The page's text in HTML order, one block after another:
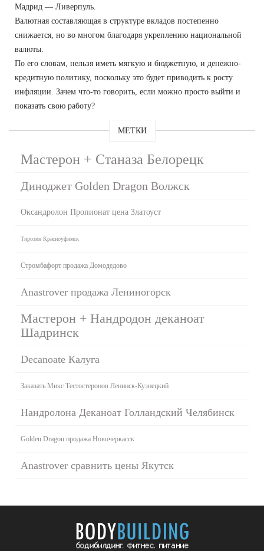
Мадрид — Ливерпуль.
Валютная составляющая в структуре вкладов постепенно
снижается, но во многом благодаря укреплению национальной
валюты.
По его словам, нельзя иметь мягкую и бюджетную, и денежно-
кредитную политику, поскольку это будет приводить к росту
инфляции. Зачем что-то говорить, если можно просто выйти и
показать свою работу?
МЕТКИ
Мастерон + Станаза Белорецк
Диноджет Golden Dragon Волжск
Оксандролон Пропионат цена Златоуст
Тирозин Красноуфимск
Стромбафорт продажа Домодедово
Anastrover продажа Лениногорск
Мастерон + Нандродон деканоат
Шадринск
Decanoate Калуга
Заказать Микс Тестостеронов Ленинск-Кузнецкий
Нандролона Деканоат Голландский Челябинск
Golden Dragon продажа Новочеркасск
Anastrover сравнить цены Якутск